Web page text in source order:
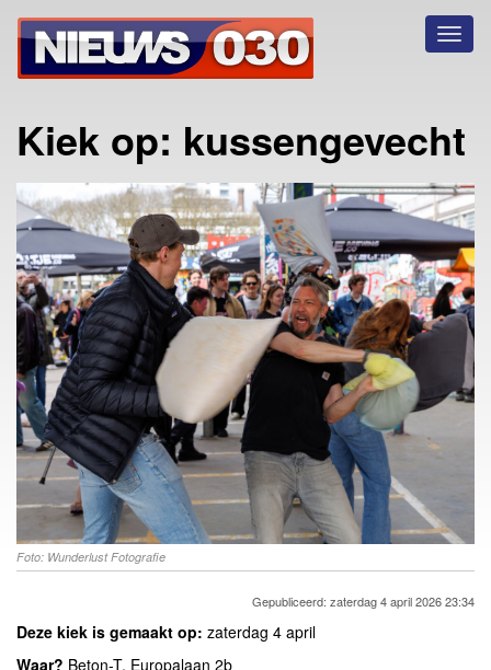
Kiek op: kussengevecht
Foto: Wunderlust Fotografie
Gepubliceerd: zaterdag 4 april 2026 23:34
Deze kiek is gemaakt op: zaterdag 4 april
Waar? Beton-T, Europalaan 2b